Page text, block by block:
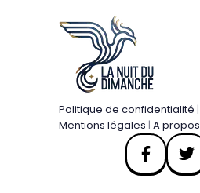
Politique de confidentialité |
Mentions légales | A propos